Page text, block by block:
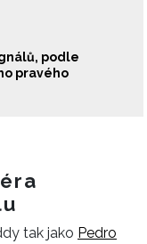
podle
pravého
tak jako Pedro